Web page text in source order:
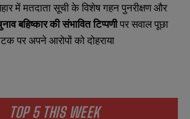
TOP 5 THIS WEEK
में मतदाता सूची के विशेष गहन पुनरीक्षण और
बहिष्कारकीसंभावितटिप्पणीपर सवाल पूछा
पर अपने आरोपों को दोहराया